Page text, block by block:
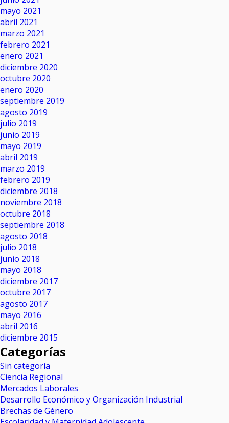
mayo 2021
abril 2021
marzo 2021
febrero 2021
enero 2021
diciembre 2020
octubre 2020
enero 2020
septiembre 2019
agosto 2019
julio 2019
junio 2019
mayo 2019
abril 2019
marzo 2019
febrero 2019
diciembre 2018
noviembre 2018
octubre 2018
septiembre 2018
agosto 2018
julio 2018
junio 2018
mayo 2018
diciembre 2017
octubre 2017
agosto 2017
mayo 2016
abril 2016
diciembre 2015
Categorías
Sin categoría
Ciencia Regional
Mercados Laborales
Desarrollo Económico y Organización Industrial
Brechas de Género